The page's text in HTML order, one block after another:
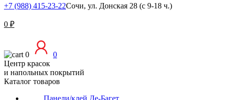
+7 (988) 415-23-22Сочи, ул. Донская 28 (с 9-18 ч.)
0 ₽
0
0
Центр красок
и напольных покрытий
Каталог товаров
Панели/клей Де-Багет